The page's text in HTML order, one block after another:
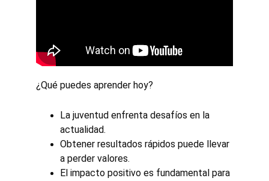
¿Qué puedes aprender hoy?
La juventud enfrenta desafíos en la
actualidad.
Obtener resultados rápidos puede llevar
a perder valores.
El impacto positivo es fundamental para